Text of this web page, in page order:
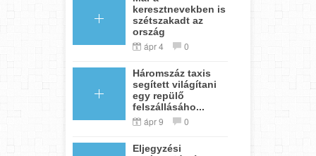
keresztnevekben is
szétszakadt az
ország
ápr 4 0
Háromszáz taxis
segített világítani
egy repülő
felszállásáho...
ápr 9 0
Eljegyzési